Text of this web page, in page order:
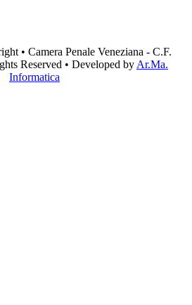
• Camera Penale Veneziana - C.F.
Reserved • Developed by Ar.Ma.
Informatica